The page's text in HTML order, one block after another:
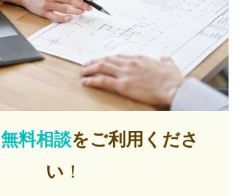
無料相談をご利用くださ
い ！